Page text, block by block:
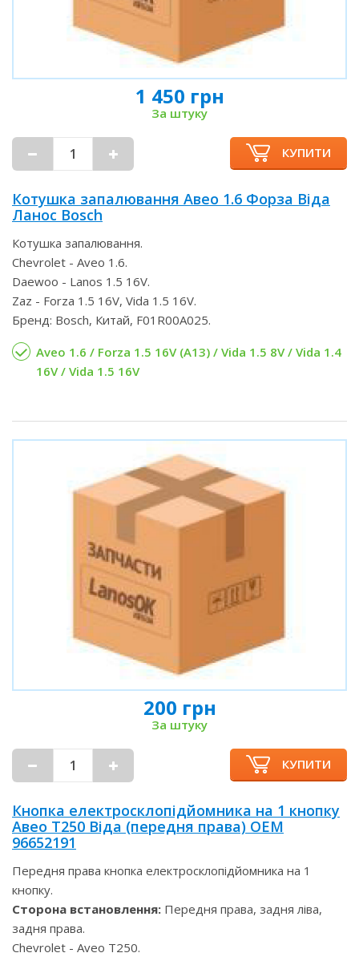
1 450 грн
За штуку
КУПИТИ
Котушка запалювання Авео 1.6 Форза Віда
Ланос Bosch
Котушка запалювання.
Chevrolet - Aveo 1.6.
Daewoo - Lanos 1.5 16V.
Zaz - Forza 1.5 16V, Vida 1.5 16V.
Бренд: Bosch, Китай, F01R00A025.
Aveo 1.6 / Forza 1.5 16V (А13) / Vida 1.5 8V / Vida 1.4
16V / Vida 1.5 16V
200 грн
За штуку
КУПИТИ
Кнопка електросклопідйомника на 1 кнопку
Авео Т250 Віда (передня права) OEM
96652191
Передня права кнопка електросклопідйомника на 1
кнопку.
Сторона встановлення: Передня права, задня ліва,
задня права.
Chevrolet - Aveo T250.